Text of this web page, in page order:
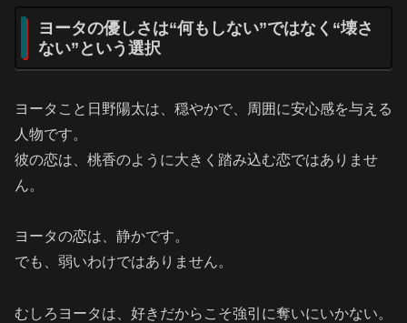
ヨータの優しさは“何もしない”ではなく“壊さ
ない”という選択
ヨータこと日野陽太は、穏やかで、周囲に安心感を与える
人物です。
彼の恋は、桃香のように大きく踏み込む恋ではありませ
ん。
ヨータの恋は、静かです。
でも、弱いわけではありません。
むしろヨータは、好きだからこそ強引に奪いにいかない。